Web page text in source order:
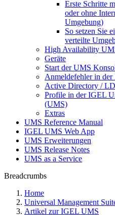
Erste Schritte
oder ohne
Umgebung)
So setzen Sie
verteilte
High Availability
Geräte
Start der UMS
Anmeldefehler in
Active Directory /
Profile in der IGEL
(UMS)
Extras
UMS Reference Manual
IGEL UMS Web App
UMS Erweiterungen
UMS Release Notes
UMS as a Service
Breadcrumbs
Home
Universal Management
Artikel zur IGEL UMS